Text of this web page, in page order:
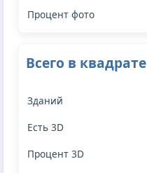
Всего в квадрате